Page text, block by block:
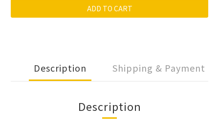
ADD TO CART
Description Shipping & Payment
Description